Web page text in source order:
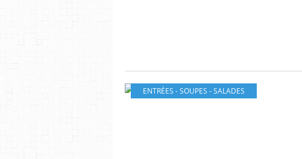
ENTRÉES - SOUPES - SALADES